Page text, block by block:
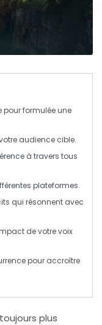
pour formulée une
audience cible.
à travers tous
plateformes.
qui résonnent avec
de votre voix
pour accroître
plus